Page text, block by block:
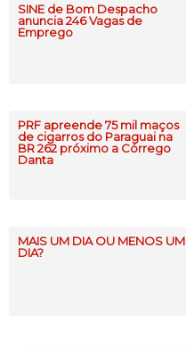
SINE de Bom Despacho
anuncia 246 Vagas de
Emprego
PRF apreende 75 mil maços
de cigarros do Paraguai na
BR 262 próximo a Córrego
Danta
MAIS UM DIA OU MENOS UM
DIA?